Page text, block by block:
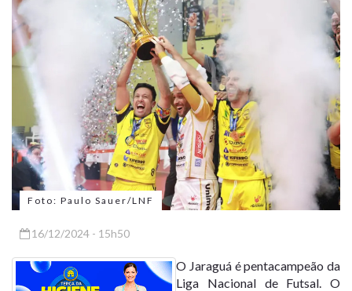
Foto: Paulo Sauer/LNF
16/12/2024 - 15h50
O Jaraguá é pentacampeão da
Liga Nacional de Futsal. O